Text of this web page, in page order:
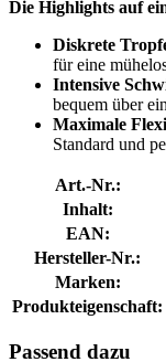
Die Highlights auf
Diskrete
für eine
Intensive
bequem über
Maximale
Standard und
Art.-Nr.:
Inhalt:
EAN:
Hersteller-Nr.:
Marken:
Produkteigenschaft:
Passend dazu